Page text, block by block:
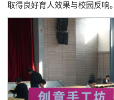
取得良好育人效果与校园反响。